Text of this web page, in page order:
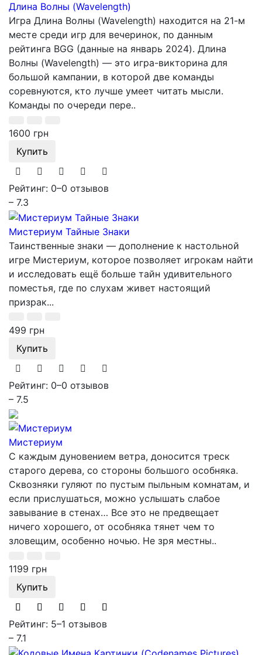
Длина Волны (Wavelength)
Игра Длина Волны (Wavelength) находится на 21-м
месте среди игр для вечеринок, по данным
рейтинга BGG (данные на январь 2024). Длина
Волны (Wavelength) — это игра-викторина для
большой кампании, в которой две команды
соревнуются, кто лучше умеет читать мысли.
Команды по очереди пере..
1600 грн
Купить
Рейтинг: 0–0 отзывов
– 7.3
Мистериум Тайные Знаки
Таинственные знаки — дополнение к настольной
игре Мистериум, которое позволяет игрокам найти
и исследовать ещё больше тайн удивительного
поместья, где по слухам живет настоящий
призрак...
499 грн
Купить
Рейтинг: 0–0 отзывов
– 7.5
Мистериум
С каждым дуновением ветра, доносится треск
старого дерева, со стороны большого особняка.
Сквозняки гуляют по пустым пыльным комнатам, и
если прислушаться, можно услышать слабое
завывание в стенах… Все это не предвещает
ничего хорошего, от особняка тянет чем то
зловещим, особенно ночью. Не зря местны..
1199 грн
Купить
Рейтинг: 5–1 отзывов
– 7.1